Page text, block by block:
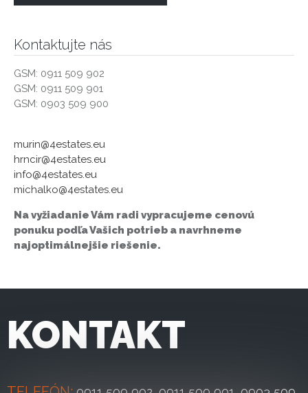
Kontaktujte nás
GSM: 0911 509 902
GSM: 0911 509 901
GSM: 0903 509 900
murin@4estates.eu
hrncir@4estates.eu
info@4estates.eu
michalko@4estates.eu
Na vyžiadanie Vám radi vypracujeme cenovú
ponuku podľa Vašich potrieb a navrhneme
najoptimálnejšie riešenie.
KONTAKT